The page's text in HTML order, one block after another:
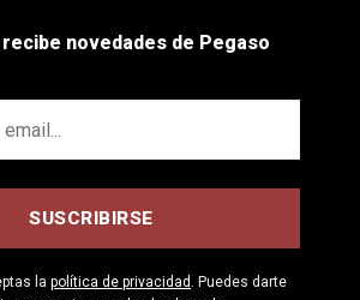
novedades de Pegaso
la política de privacidad . Puedes darte